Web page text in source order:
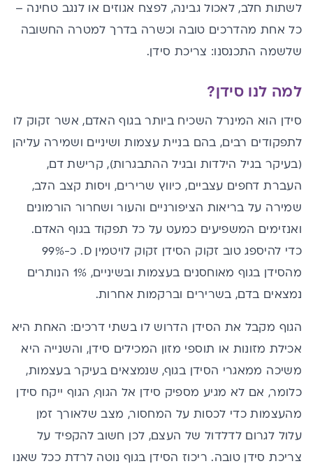
לשתות חלב, לאכול גבינה, לפצח אגוזים או לנגב טחינה –
כל אחת מהדרכים טובה וכשרה בדרך למטרה החשובה
שלשמה התכנסנו: צריכת סידן.
למה לנו סידן?
סידן הוא המינרל השכיח ביותר בגוף האדם, אשר זקוק לו
לתפקודים רבים, בהם בניית עצמות ושיניים ושמירה עליהן
(בעיקר בגיל הילדות ובגיל ההתבגרות), קרישת דם,
העברת דחפים עצביים, כיווץ שרירים, ויסות קצב הלב,
שמירה על בריאות הציפורניים והעור ושחרור הורמונים
ואנזימים המשפיעים כמעט על כל תפקוד בגוף האדם.
כדי להיספג טוב זקוק הסידן זקוק לויטמין D. כ-99%
מהסידן בגוף מאוחסנים בעצמות ובשיניים, 1% הנותרים
נמצאים בדם, בשרירים וברקמות אחרות.
הגוף מקבל את הסידן הדרוש לו בשתי דרכים: האחת היא
אכילת מזונות או תוספי מזון המכילים סידן, והשנייה היא
משיכה ממאגרי הסידן בגוף, שנמצאים בעיקר בעצמות,
כלומר, אם לא מגיע מספיק סידן אל הגוף, הגוף ייקח סידן
מהעצמות כדי לכסות על המחסור, מצב שלאורך זמן
עלול לגרום לדלדול של העצם, לכן חשוב להקפיד על
צריכת סידן טובה. ריכוז הסידן בגוף נוטה לרדת ככל שאנו